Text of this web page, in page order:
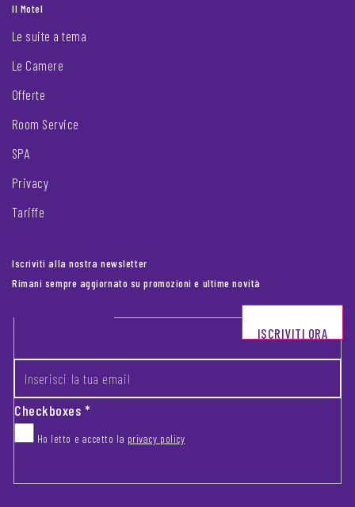
Il Motel
Le suite a tema
Le Camere
Offerte
Room Service
SPA
Privacy
Tariffe
Iscriviti alla nostra newsletter
Rimani sempre aggiornato su promozioni e ultime novità
Footer newsletter
Checkboxes*
Ho letto e accetto la privacy policy
ISCRIVITI ORA